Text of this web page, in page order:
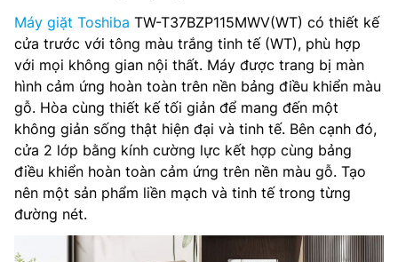
Máy giặt Toshiba TW-T37BZP115MWV(WT) có thiết kế
cửa trước với tông màu trắng tinh tế (WT), phù hợp
với mọi không gian nội thất. Máy được trang bị màn
hình cảm ứng hoàn toàn trên nền bảng điều khiển màu
gỗ. Hòa cùng thiết kế tối giản để mang đến một
không giản sống thật hiện đại và tinh tế. Bên cạnh đó,
cửa 2 lớp bằng kính cường lực kết hợp cùng bảng
điều khiển hoàn toàn cảm ứng trên nền màu gỗ. Tạo
nên một sản phẩm liền mạch và tinh tế trong từng
đường nét.